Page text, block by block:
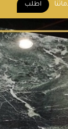
اطلب